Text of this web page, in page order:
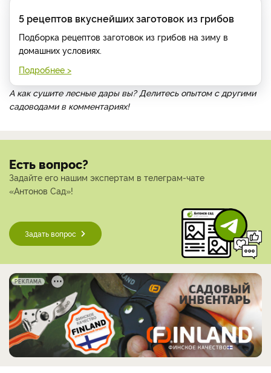
5 рецептов вкуснейших заготовок из грибов
Подборка рецептов заготовок из грибов на зиму в
домашних условиях.
Подробнее >
А как сушите лесные дары вы? Делитесь опытом с другими
садоводами в комментариях!
Есть вопрос?
Задайте его нашим экспертам в телеграм-чате
«Антонов Сад»!
Задать вопрос
РЕКЛАМА